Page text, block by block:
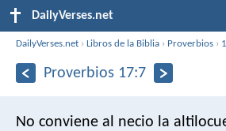
DailyVerses.net
DailyVerses.net ›Libros de la Biblia › Proverbios ›
Proverbios 17:7
No conviene al necio la